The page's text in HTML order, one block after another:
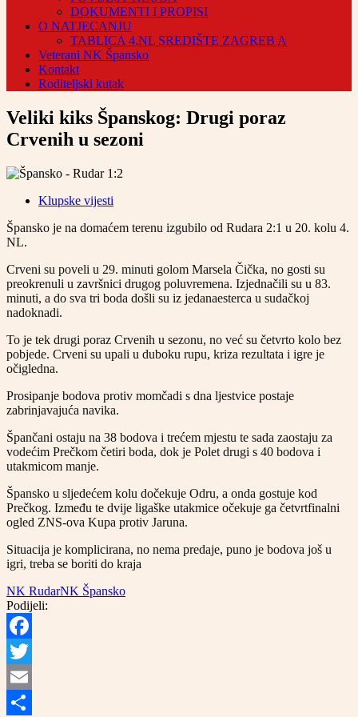
DOKUMENTI I PROPISI
O NATJECANJU
TABLICA 4.NL SREDIŠTE ZAGREB A
Veterani NK Špansko
Kontakt
Roditeljski kutak
Veliki kiks Španskog: Drugi poraz
Crvenih u sezoni
Klupske vijesti
Špansko je na domaćem terenu izgubilo od Rudara 2:1 u 20. kolu 4.
NL.
Crveni su poveli u 29. minuti golom Marsela Čička, no gosti su
preokrenuli u završnici drugog poluvremena. Izjednačili su u 83.
minuti, a do sva tri boda došli su iz jedanaesterca u sudačkoj
nadoknadi.
To je tek drugi poraz Crvenih u sezonu, no već su četvrto kolo bez
pobjede. Crveni su upali u duboku rupu, kriza rezultata i igre je
očigledna.
Prosipanje bodova protiv momčadi s dna ljestvice postaje
zabrinjavajuća navika.
Špančani ostaju na 38 bodova i trećem mjestu te sada zaostaju za
vodećim Prečkom četiri boda, dok je Polet drugi s 40 bodova i
utakmicom manje.
Špansko u sljedećem kolu dočekuje Odru, a onda gostuje kod
Prečkog. Između te dvije ligaške utakmice očekuje ga četvrtfinalni
ogled ZNS-ova Kupa protiv Jaruna.
Situacija je komplicirana, no nema predaje, puno je bodova još u
igri, treba se boriti do kraja
NK RudarNK Špansko
Podijeli:
Facebook
Twitter
Email